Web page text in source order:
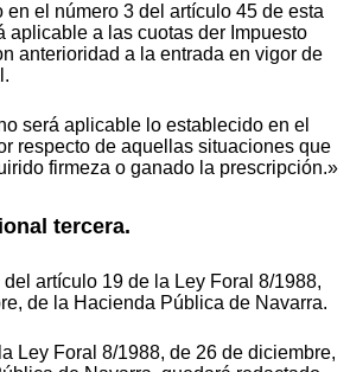
en el número 3 del artículo 45 de esta
aplicable a las cuotas der Impuesto
anterioridad a la entrada en vigor de
será aplicable lo establecido en el
respecto de aquellas situaciones que
firmeza o ganado la prescripción.»
tercera.
artículo 19 de la Ley Foral 8/1988,
de la Hacienda Pública de Navarra.
Ley Foral 8/1988, de 26 de diciembre,